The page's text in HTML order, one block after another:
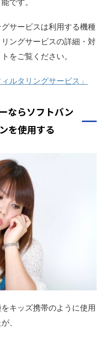
サービスは利用する機種
ングサービスの詳細・対
をご覧ください。
ルタリングサービス」
ならソフトバン
を使用する
キッズ携帯のように使用
、